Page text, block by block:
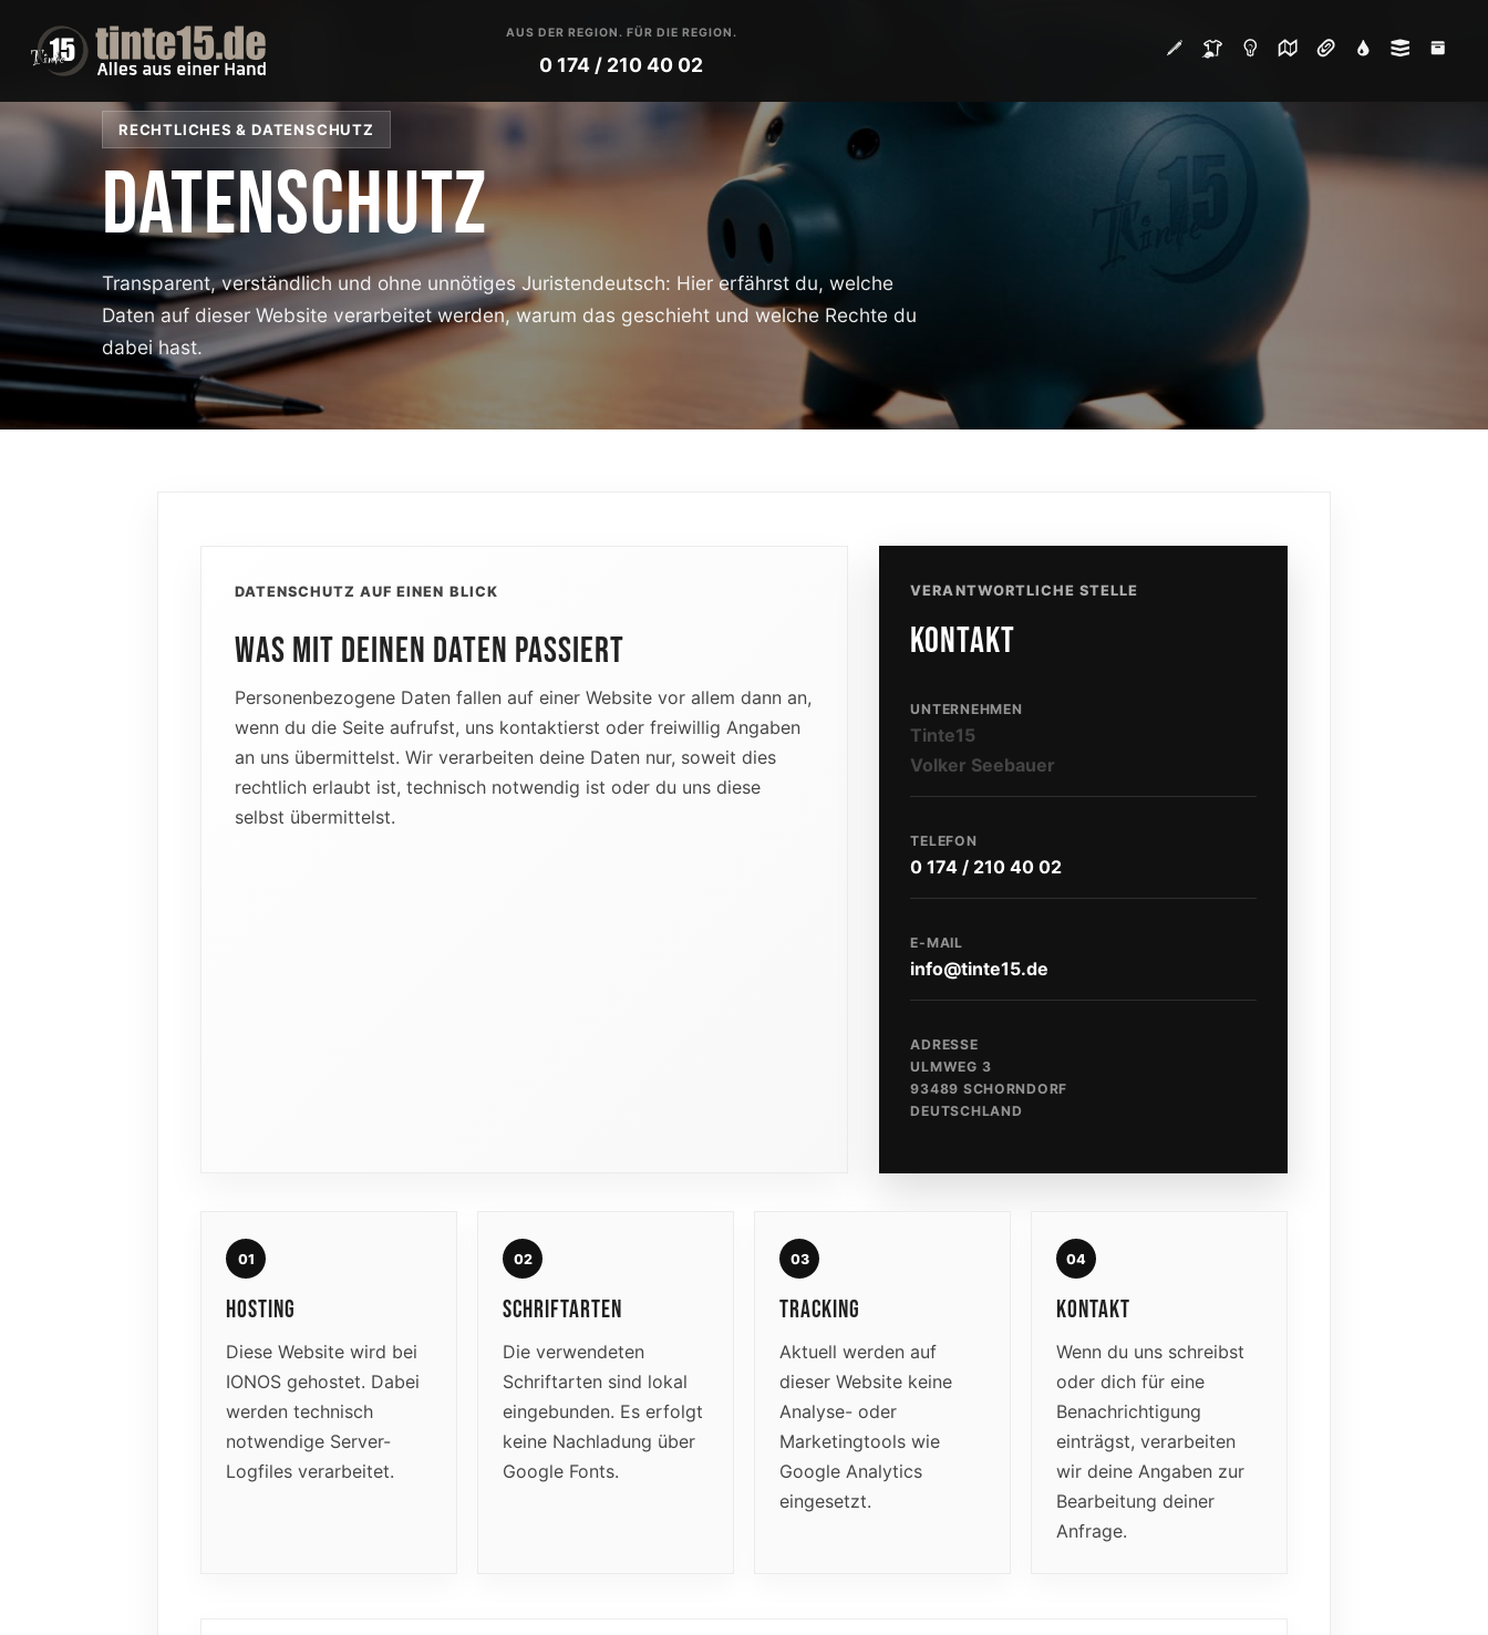
AUS DER REGION. FÜR DIE REGION.
0 174 / 210 40 02
RECHTLICHES & DATENSCHUTZ
DATENSCHUTZ
Transparent, verständlich und ohne unnötiges Juristendeutsch: Hier erfährst du, welche
Daten auf dieser Website verarbeitet werden, warum das geschieht und welche Rechte du
dabei hast.
DATENSCHUTZ AUF EINEN BLICK
WAS MIT DEINEN DATEN PASSIERT
Personenbezogene Daten fallen auf einer Website vor allem dann an,
wenn du die Seite aufrufst, uns kontaktierst oder freiwillig Angaben
an uns übermittelst. Wir verarbeiten deine Daten nur, soweit dies
rechtlich erlaubt ist, technisch notwendig ist oder du uns diese
selbst übermittelst.
VERANTWORTLICHE STELLE
KONTAKT
UNTERNEHMEN
Tinte15
Volker Seebauer
TELEFON
0 174 / 210 40 02
E-MAIL
info@tinte15.de
ADRESSE
ULMWEG 3
93489 SCHORNDORF
DEUTSCHLAND
01
HOSTING
Diese Website wird bei
IONOS gehostet. Dabei
werden technisch
notwendige Server-
Logfiles verarbeitet.
02
SCHRIFTARTEN
Die verwendeten
Schriftarten sind lokal
eingebunden. Es erfolgt
keine Nachladung über
Google Fonts.
03
TRACKING
Aktuell werden auf
dieser Website keine
Analyse- oder
Marketingtools wie
Google Analytics
eingesetzt.
04
KONTAKT
Wenn du uns schreibst
oder dich für eine
Benachrichtigung
einträgst, verarbeiten
wir deine Angaben zur
Bearbeitung deiner
Anfrage.